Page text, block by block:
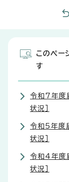
このペー
す
令和7年度
状況］
令和5年度
状況］
令和4年度
状況］